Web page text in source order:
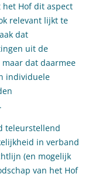
het Hof dit aspect
relevant lijkt te
dat
uit de
dat daarmee
individuele
teleurstellend
in verband
(en mogelijk
van het Hof